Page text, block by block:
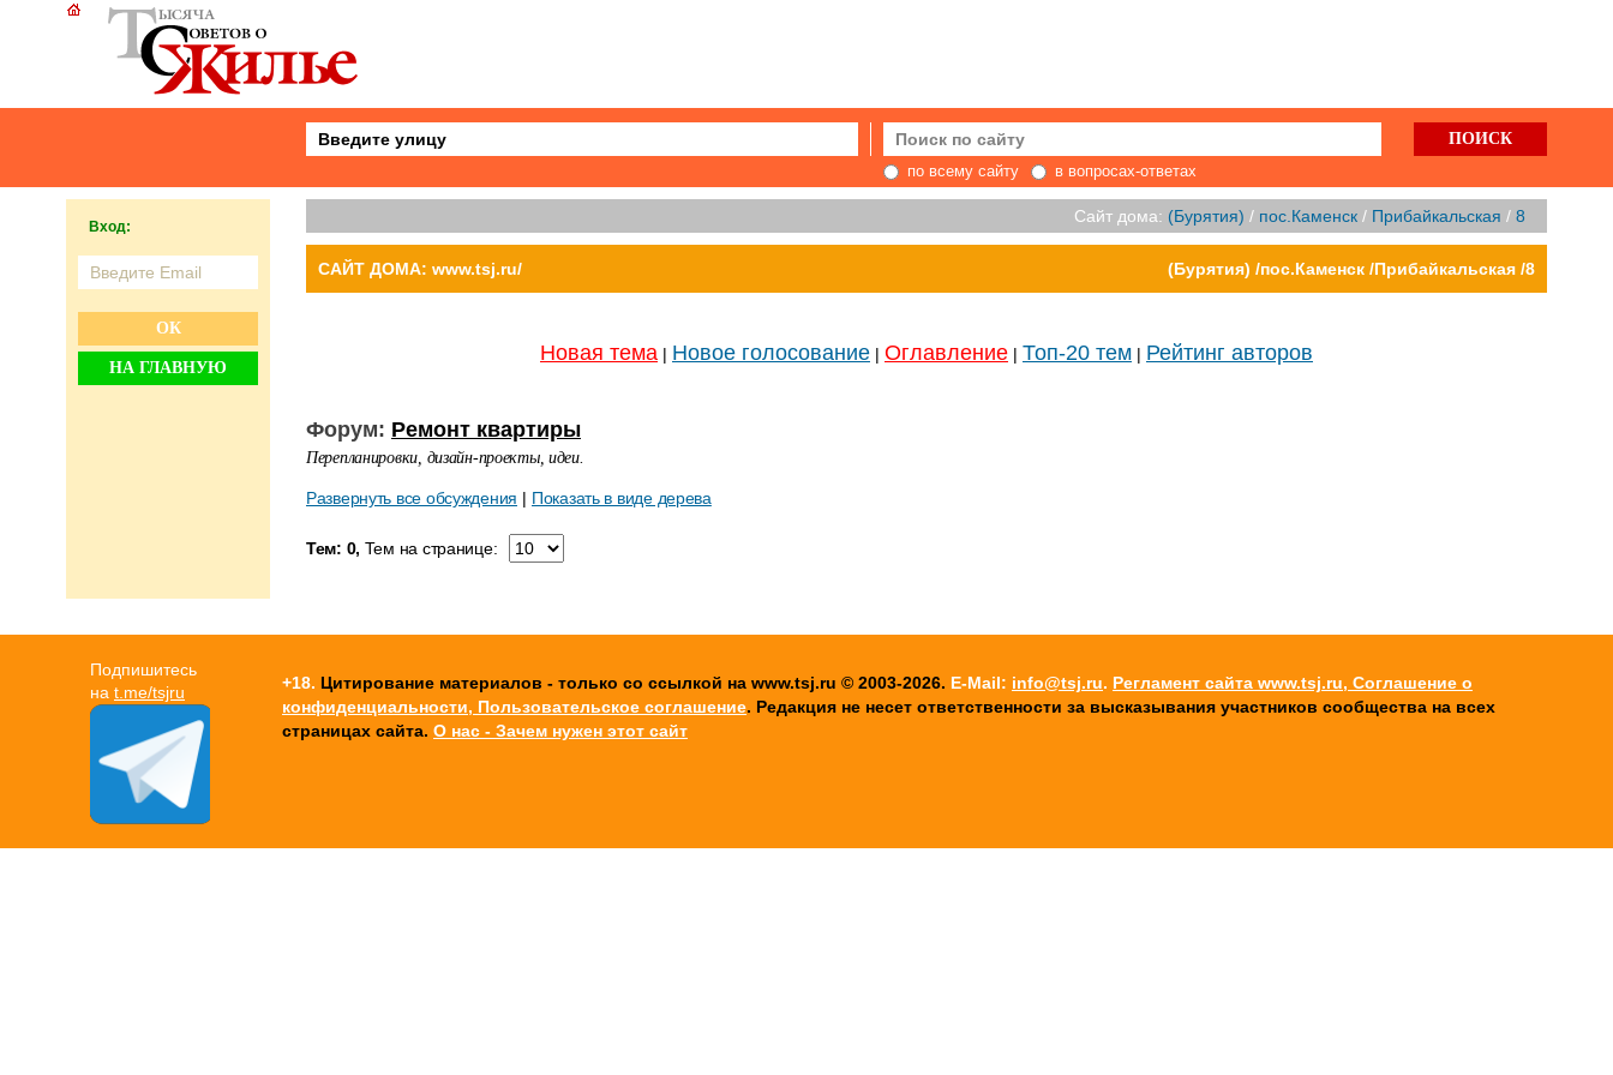
по всему сайту в вопросах-ответах
Вход:
ОК
НА ГЛАВНУЮ
Сайт дома: (Бурятия) / пос.Каменск / Прибайкальская / 8
САЙТ ДОМА: www.tsj.ru/ (Бурятия) /пос.Каменск /Прибайкальская /8
Новая тема | Новое голосование | Оглавление | Топ-20 тем | Рейтинг авторов
Форум: Ремонт квартиры
Перепланировки, дизайн-проекты, идеи.
Развернуть все обсуждения | Показать в виде дерева
Тем: 0, Тем на странице:
Подпишитесь
на t.me/tsjru +18. Цитирование материалов - только со ссылкой на www.tsj.ru © 2003-2026. E-Mail: info@tsj.ru. Регламент сайта www.tsj.ru, Соглашение о
конфиденциальности, Пользовательское соглашение. Редакция не несет ответственности за высказывания участников cообщества на всех
страницах сайта. О нас - Зачем нужен этот сайт